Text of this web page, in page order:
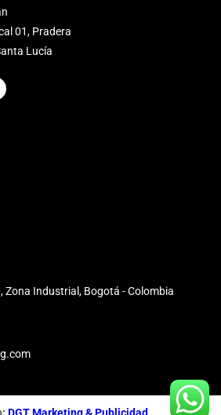
01, Pradera
Lucía
Zona Industrial, Bogotá - Colombia